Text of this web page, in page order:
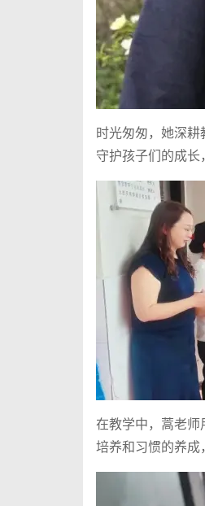
时光匆匆，她深
守护孩子们的成
在教学中，蒿老
培养和习惯的养成